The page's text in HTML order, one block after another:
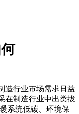
行业市场需求日益
在制造行业中出类拔
系统低碳、环境保